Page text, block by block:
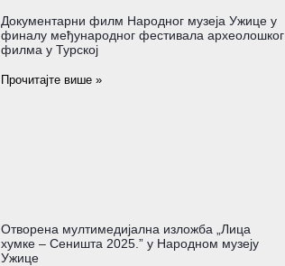
Документарни филм Народног музеја Ужице у
финалу међународног фестивала археолошког
филма у Турској
Прочитајте више »
Отворена мултимедијална изложба „Лица
хумке – Сеништа 2025.” у Народном музеју
Ужице